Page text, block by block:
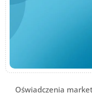
Oświadczenia